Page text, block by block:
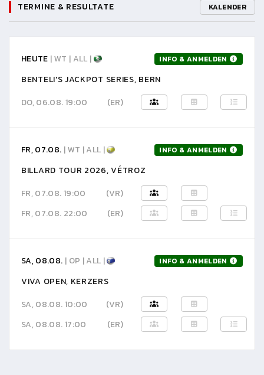
TERMINE & RESULTATE KALENDER
HEUTE | WT | ALL | INFO & ANMELDEN
BENTELI'S JACKPOT SERIES, BERN
DO, 06.08. 19:00
(ER)
FR, 07.08. | WT | ALL | INFO & ANMELDEN
BILLARD TOUR 2026, VÉTROZ
FR, 07.08. 19:00
(VR)
FR, 07.08. 22:00
(ER)
SA, 08.08. | OP | ALL | INFO & ANMELDEN
VIVA OPEN, KERZERS
SA, 08.08. 10:00
(VR)
SA, 08.08. 17:00
(ER)